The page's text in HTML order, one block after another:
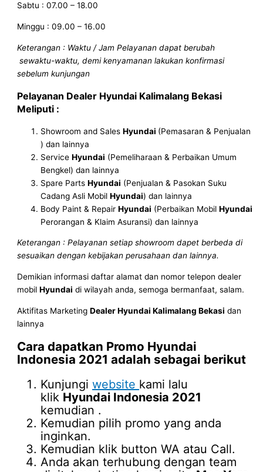
Sabtu : 07.00 – 18.00
Minggu : 09.00 – 16.00
Keterangan : Waktu / Jam Pelayanan dapat berubah
sewaktu-waktu, demi kenyamanan lakukan konfirmasi
sebelum kunjungan
Pelayanan Dealer Hyundai Kalimalang Bekasi
Meliputi :
Showroom and SalesHyundai (Pemasaran & Penjualan
) dan lainnya
ServiceHyundai (Pemeliharaan & Perbaikan Umum
Bengkel) dan lainnya
Spare PartsHyundai (Penjualan & Pasokan Suku
Cadang Asli MobilHyundai) dan lainnya
Body Paint & RepairHyundai (Perbaikan MobilHyundai
Perorangan & Klaim Asuransi) dan lainnya
Keterangan : Pelayanan setiap showroom dapet berbeda di
sesuaikan dengan kebijakan perusahaan dan lainnya.
Demikian informasi daftar alamat dan nomor telepon dealer
mobilHyundai di wilayah anda, semoga bermanfaat, salam.
Aktifitas MarketingDealer Hyundai Kalimalang Bekasi dan
lainnya
Cara dapatkan Promo Hyundai
Indonesia 2021 adalah sebagai berikut
Kunjungiwebsite kami lalu
klik Hyundai Indonesia 2021
kemudian .
Kemudian pilih promo yang anda
inginkan.
Kemudian klik button WA atau Call.
Anda akan terhubung dengan team